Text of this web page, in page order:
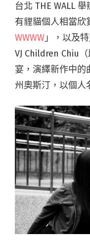
台北 THE WALL
有貍貓個人相當欣
WWWW 」，以及
VJ Children Chiu
宴，演繹新作中的
州奧斯汀，以個人